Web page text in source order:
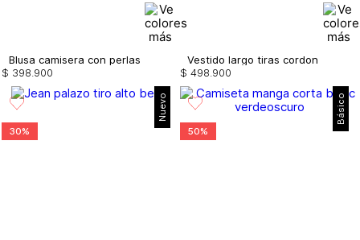
Blusa camisera con perlas
$ 398.900
Vestido largo tiras cordon
$ 498.900
Nuevo
30%
Básico
50%